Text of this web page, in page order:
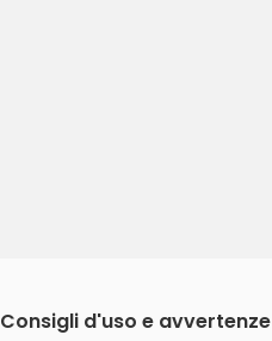
Consigli d'uso e avvertenze